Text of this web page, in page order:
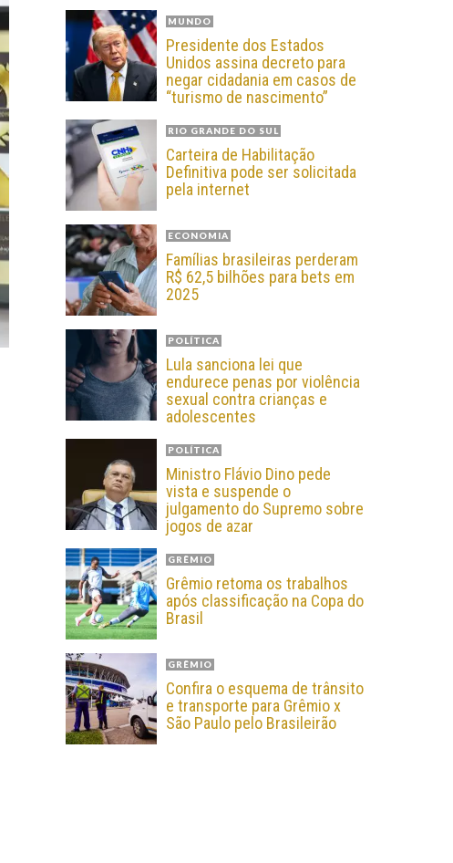
MUNDO
Presidente dos Estados
Unidos assina decreto para
negar cidadania em casos de
“turismo de nascimento”
RIO GRANDE DO SUL
Carteira de Habilitação
Definitiva pode ser solicitada
pela internet
ECONOMIA
Famílias brasileiras perderam
R$ 62,5 bilhões para bets em
2025
POLÍTICA
Lula sanciona lei que
endurece penas por violência
sexual contra crianças e
adolescentes
POLÍTICA
Ministro Flávio Dino pede
vista e suspende o
julgamento do Supremo sobre
jogos de azar
GRÊMIO
Grêmio retoma os trabalhos
após classificação na Copa do
Brasil
GRÊMIO
Confira o esquema de trânsito
e transporte para Grêmio x
São Paulo pelo Brasileirão